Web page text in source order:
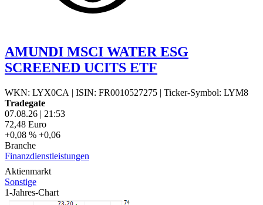
AMUNDI MSCI WATER ESG
SCREENED UCITS ETF
WKN: LYX0CA | ISIN: FR0010527275 | Ticker-Symbol: LYM8
Tradegate
07.08.26 | 21:53
72,48 Euro
+0,08 % +0,06
Branche
Finanzdienstleistungen
Aktienmarkt
Sonstige
1-Jahres-Chart